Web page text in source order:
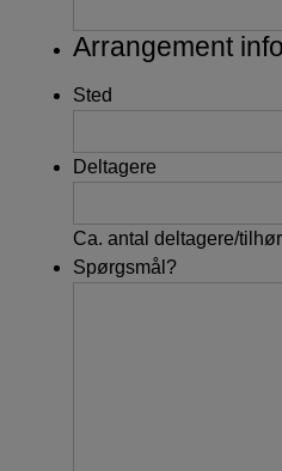
Arrangement
Sted
Deltagere
Ca. antal deltagere/
Spørgsmål?